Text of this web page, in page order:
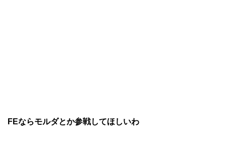
FEならモルダとか参戦してほしいわ